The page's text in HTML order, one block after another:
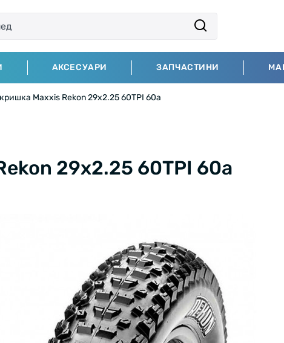
АКСЕСУАРИ ЗАПЧАСТИНИ
Maxxis Rekon 29x2.25 60TPI 60a
29x2.25 60TPI 60a